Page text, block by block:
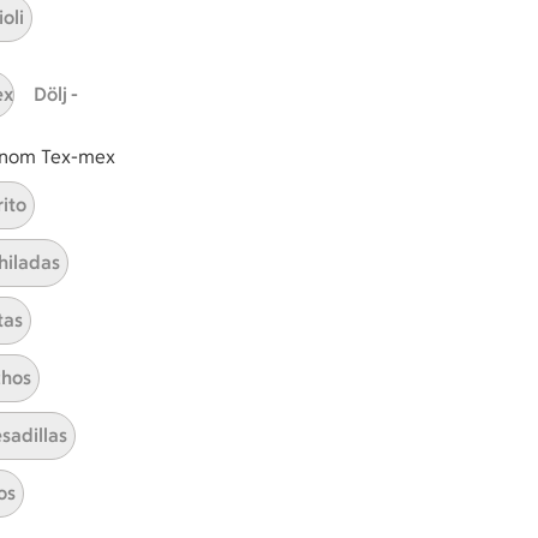
Dölj -
Tex-mex
tillaga
har Medel svårighetsgrad